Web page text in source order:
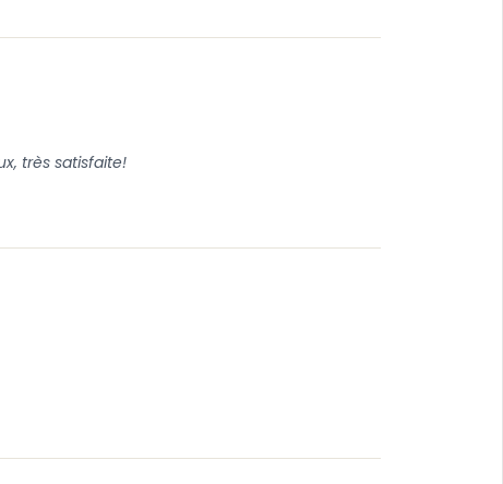
très satisfaite!